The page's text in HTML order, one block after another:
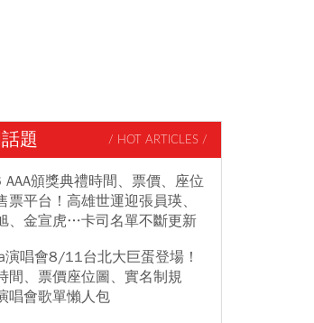
題 / HOT ARTICLES /
頒獎典禮時間、票價、座位
票平台！高雄世運迎張員瑛、
、金宣虎…卡司名單不斷更新
演唱會8/11台北大巨蛋登場！
間、票價座位圖、實名制規
唱會歌單懶人包